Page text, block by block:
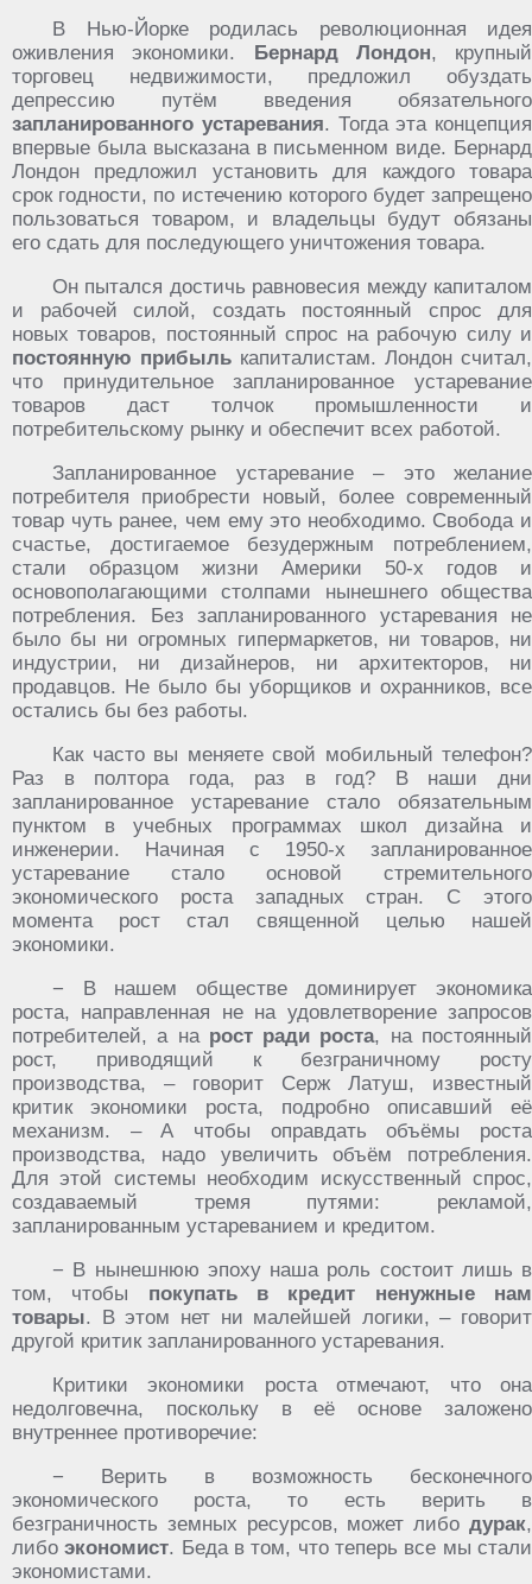
В Нью-Йорке родилась революционная идея
оживления экономики. Бернард Лондон, крупный
торговец недвижимости, предложил обуздать
депрессию путём введения обязательного
запланированного устаревания. Тогда эта концепция
впервые была высказана в письменном виде. Бернард
Лондон предложил установить для каждого товара
срок годности, по истечению которого будет запрещено
пользоваться товаром, и владельцы будут обязаны
его сдать для последующего уничтожения товара.
Он пытался достичь равновесия между капиталом
и рабочей силой, создать постоянный спрос для
новых товаров, постоянный спрос на рабочую силу и
постоянную прибыль капиталистам. Лондон считал,
что принудительное запланированное устаревание
товаров даст толчок промышленности и
потребительскому рынку и обеспечит всех работой.
Запланированное устаревание – это желание
потребителя приобрести новый, более современный
товар чуть ранее, чем ему это необходимо. Свобода и
счастье, достигаемое безудержным потреблением,
стали образцом жизни Америки 50-х годов и
основополагающими столпами нынешнего общества
потребления. Без запланированного устаревания не
было бы ни огромных гипермаркетов, ни товаров, ни
индустрии, ни дизайнеров, ни архитекторов, ни
продавцов. Не было бы уборщиков и охранников, все
остались бы без работы.
Как часто вы меняете свой мобильный телефон?
Раз в полтора года, раз в год? В наши дни
запланированное устаревание стало обязательным
пунктом в учебных программах школ дизайна и
инженерии. Начиная с 1950-х запланированное
устаревание стало основой стремительного
экономического роста западных стран. С этого
момента рост стал священной целью нашей
экономики.
− В нашем обществе доминирует экономика
роста, направленная не на удовлетворение запросов
потребителей, а на рост ради роста, на постоянный
рост, приводящий к безграничному росту
производства, – говорит Серж Латуш, известный
критик экономики роста, подробно описавший её
механизм. – А чтобы оправдать объёмы роста
производства, надо увеличить объём потребления.
Для этой системы необходим искусственный спрос,
создаваемый тремя путями: рекламой,
запланированным устареванием и кредитом.
− В нынешнюю эпоху наша роль состоит лишь в
том, чтобы покупать в кредит ненужные нам
товары. В этом нет ни малейшей логики, – говорит
другой критик запланированного устаревания.
Критики экономики роста отмечают, что она
недолговечна, поскольку в её основе заложено
внутреннее противоречие:
− Верить в возможность бесконечного
экономического роста, то есть верить в
безграничность земных ресурсов, может либо дурак,
либоэкономист. Беда в том, что теперь все мы стали
экономистами.